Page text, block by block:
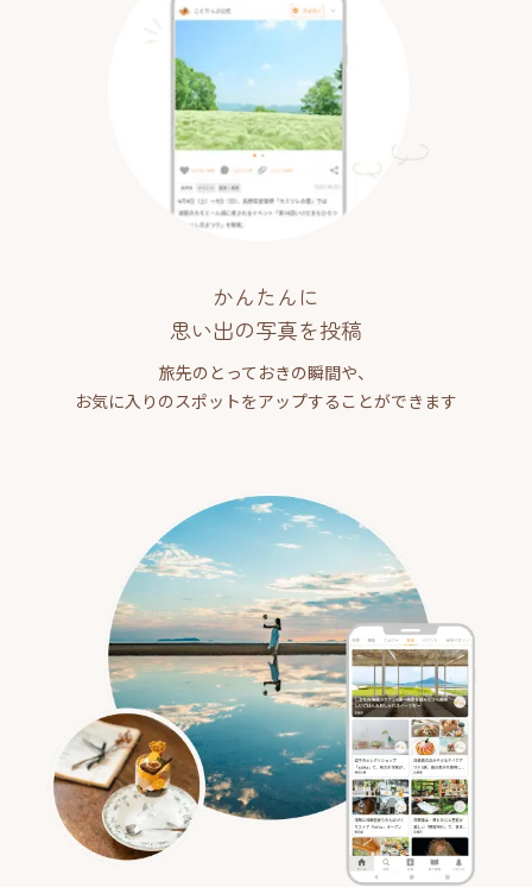
かんたんに
思い出の写真を投稿
旅先のとっておきの瞬間や、
お気に入りのスポットをアップすることができます